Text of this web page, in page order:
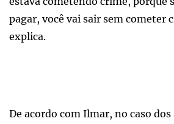
pagar, você vai sair sem cometer
explica.
De acordo com Ilmar, no caso dos